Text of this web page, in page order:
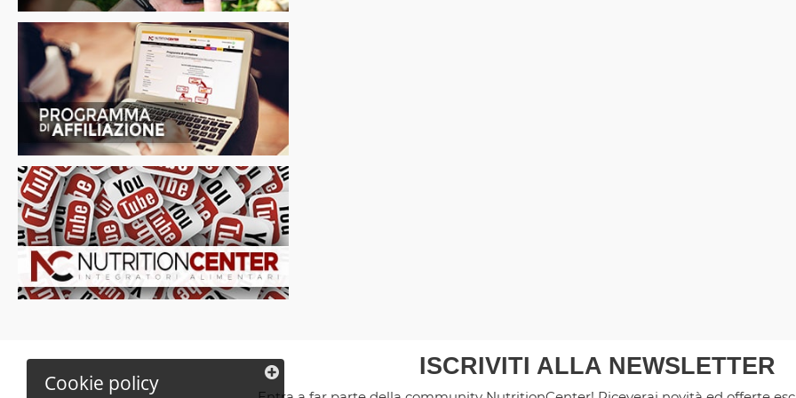
ISCRIVITI ALLA NEWSLETTER
Cookie policy